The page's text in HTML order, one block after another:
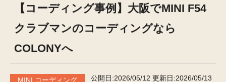
【コーディング事例】大阪でMINI F54
クラブマンのコーディングなら
COLONYへ
MINI コーディング 公開日:2026/05/12 更新日:2026/05/13